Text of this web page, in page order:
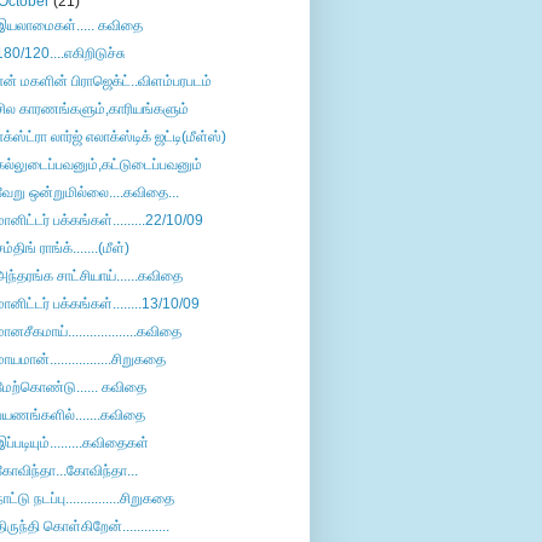
கவிதை
120....எகிறிடுச்சு
மகளின் பிராஜெக்ட்..விளம்பரபடம்
காரணங்களும்,காரியங்களும்
லார்ஜ் எலாக்ஸ்டிக் ஜட்டி(மீள்ஸ்)
ஒன்றுமில்லை....கவிதை...
பக்கங்கள்.........22/10/09
ராங்க்.......(மீள்)
சாட்சியாய்......கவிதை
பக்கங்கள்........13/10/09
கவிதை
நடப்பு...............சிறுகதை
கொள்கிறேன்.............